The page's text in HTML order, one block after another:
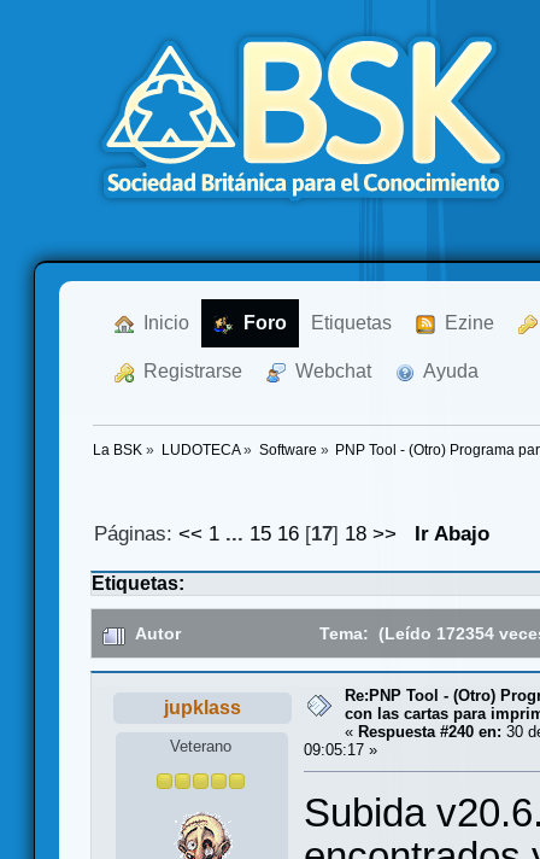
Inicio Foro Etiquetas Ezine
Registrarse Webchat Ayuda
La BSK » LUDOTECA» Software » PNP Tool - (Otro) Programa
Páginas:<< 1 ... 15 16 [17] 18 >> Ir Abajo
Etiquetas:
Autor Tema: (Leído 172354
jupklass
Veterano
Re:PNP Tool - (Otro)
con las cartas para
« Respuesta #240 en: 30
09:05:17 »
Subida